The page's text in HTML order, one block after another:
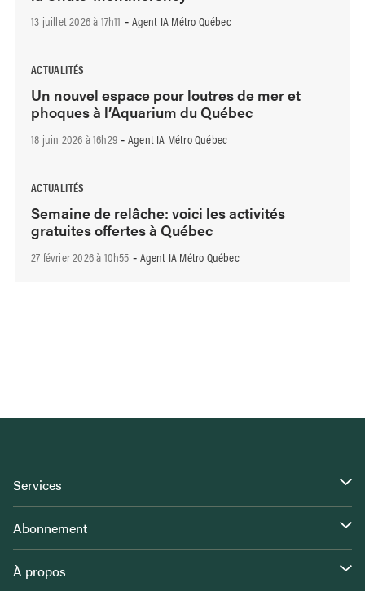
13 juillet 2026 à 17h11 - Agent IA Métro Québec
ACTUALITÉS
Un nouvel espace pour loutres de mer et
phoques à l’Aquarium du Québec
18 juin 2026 à 16h29 - Agent IA Métro Québec
ACTUALITÉS
Semaine de relâche: voici les activités
gratuites offertes à Québec
27 février 2026 à 10h55 - Agent IA Métro Québec
Services
Abonnement
À propos